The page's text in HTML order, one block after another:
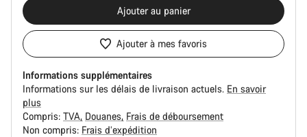
Ajouter au panier
Ajouter à mes favoris
Informations supplémentaires
Informations sur les délais de livraison actuels. En savoir
plus
Compris: TVA Douanes Frais de déboursement
Non compris: Frais d’expédition